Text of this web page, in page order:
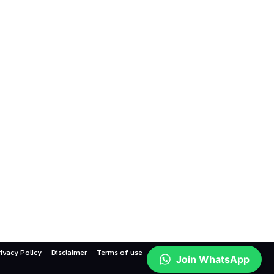
Policy Disclaimer Terms of use Contact us
Join WhatsApp